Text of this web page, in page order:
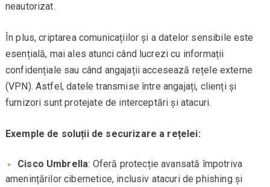
neautorizat.
În plus, criptarea comunicațiilor și a datelor sensibile este
esențială, mai ales atunci când lucrezi cu informații
confidențiale sau când angajații accesează rețele externe
(VPN). Astfel, datele transmise între angajați, clienți și
furnizori sunt protejate de interceptări și atacuri.
Exemple de soluții de securizare a rețelei:
Cisco Umbrella: Oferă protecție avansată împotriva
amenințărilor cibernetice, inclusiv atacuri de phishing și